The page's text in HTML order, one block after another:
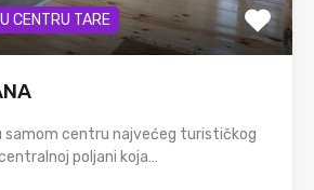
CENTRU TARE
samom centru najvećeg turističkog
poljani koja…